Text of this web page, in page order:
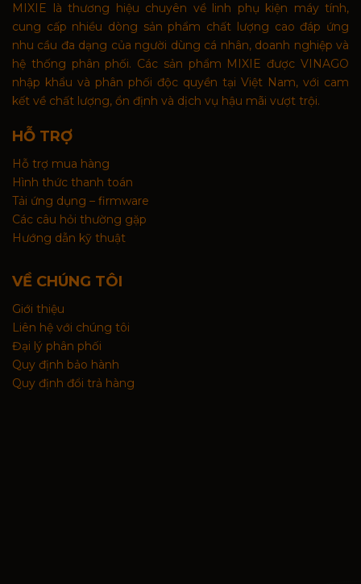
MIXIE là thương hiệu chuyên về linh phụ kiện máy tính,
cung cấp nhiều dòng sản phẩm chất lượng cao đáp ứng
nhu cầu đa dạng của người dùng cá nhân, doanh nghiệp và
hệ thống phân phối. Các sản phẩm MIXIE được VINAGO
nhập khẩu và phân phối độc quyền tại Việt Nam, với cam
kết về chất lượng, ổn định và dịch vụ hậu mãi vượt trội.
HỖ TRỢ
Hỗ trợ mua hàng
Hình thức thanh toán
Tải ứng dụng – firmware
Các câu hỏi thường gặp
Hướng dẫn kỹ thuật
VỀ CHÚNG TÔI
Giới thiệu
Liên hệ với chúng tôi
Đại lý phân phối
Quy định bảo hành
Quy định đổi trả hàng